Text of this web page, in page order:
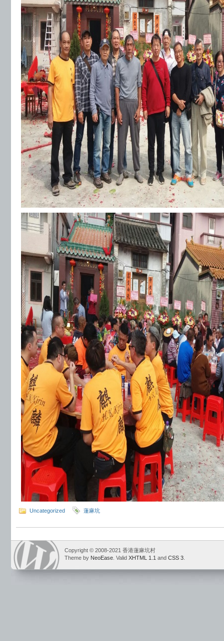
Uncategorized 蓮麻坑
Copyright © 2008-2021 香港蓮麻坑村
Theme by NeoEase . Valid XHTML 1.1 and CSS 3